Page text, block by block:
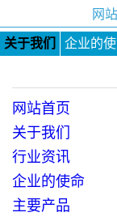
网
关于我们 企业的
网站首页
关于我们
行业资讯
企业的使命
主要产品